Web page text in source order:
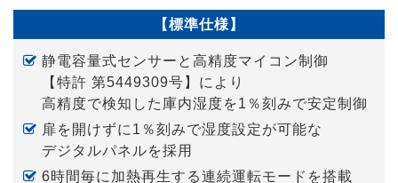
【標準仕様】
静電容量式センサーと高精度マイコン制御
【特許 第5449309号】 により
高精度で検知した庫内湿度を1％刻みで安定制御
扉を開けずに1％刻みで湿度設定が可能な
デジタルパネルを採用
6時間毎に加熱再生する連続運転モードを搭載